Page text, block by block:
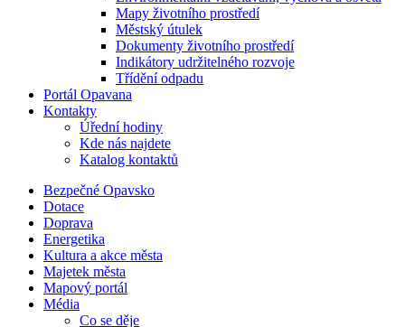
Mapy životního prostředí
Městský útulek
Dokumenty životního prostředí
Indikátory udržitelného rozvoje
Třídění odpadu
Portál Opavana
Kontakty
Úřední hodiny
Kde nás najdete
Katalog kontaktů
Bezpečné Opavsko
Dotace
Doprava
Energetika
Kultura a akce města
Majetek města
Mapový portál
Média
Co se děje